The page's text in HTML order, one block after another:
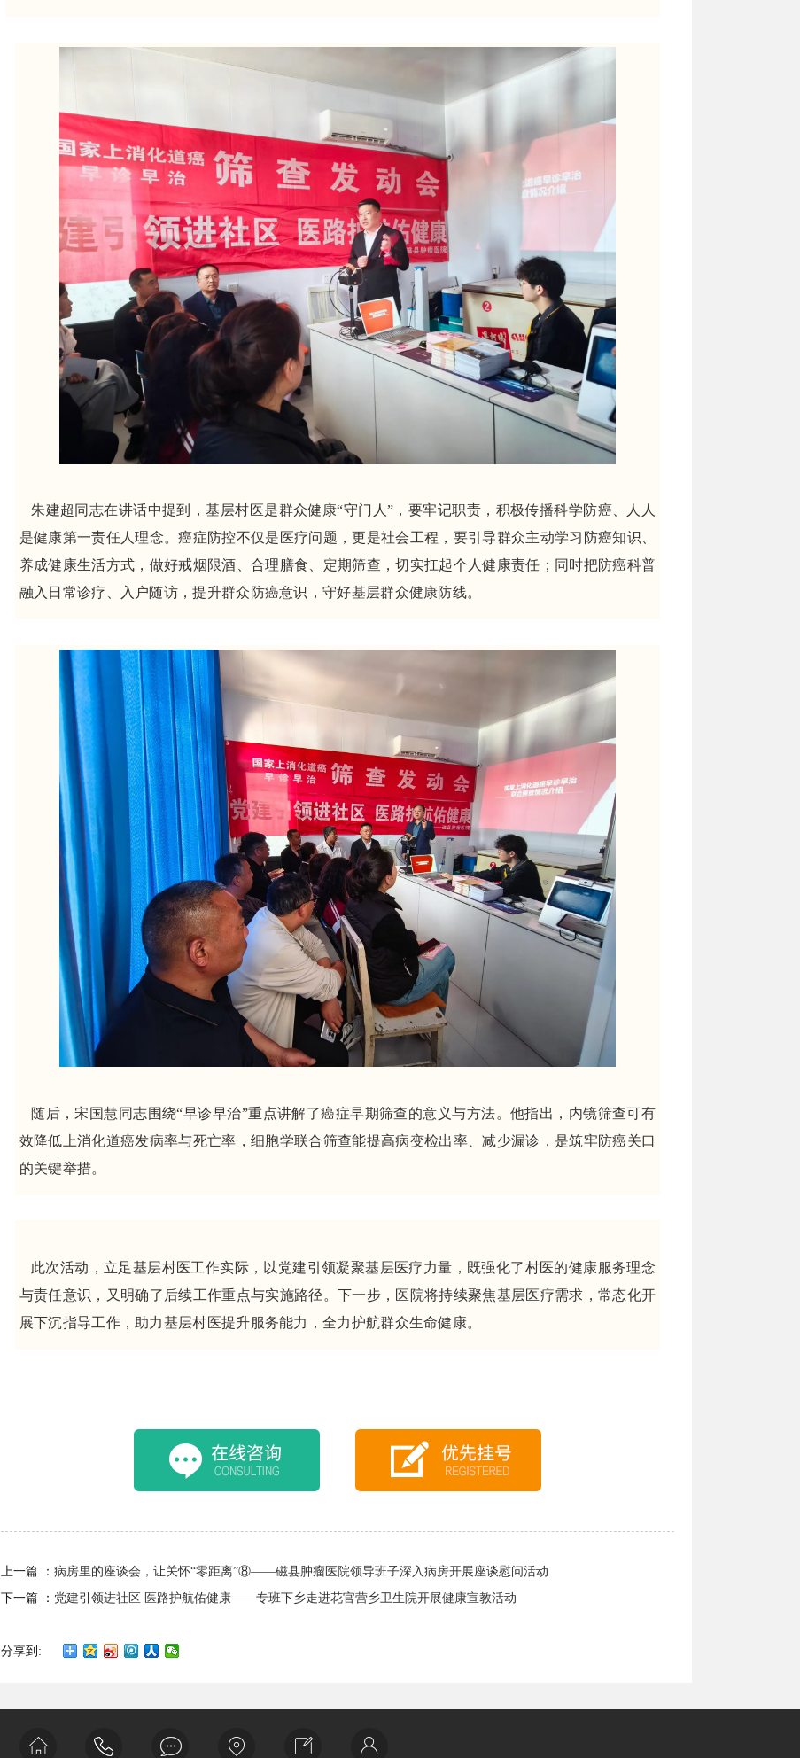
朱建超同志在讲话中提到，基层村医是群众健康“守门人”，要牢记职责，积极传播科学防癌、人人
是健康第一责任人理念。癌症防控不仅是医疗问题，更是社会工程，要引导群众主动学习防癌知识、
养成健康生活方式，做好戒烟限酒、合理膳食、定期筛查，切实扛起个人健康责任；同时把防癌科普
融入日常诊疗、入户随访，提升群众防癌意识，守好基层群众健康防线。
随后，宋国慧同志围绕“早诊早治”重点讲解了癌症早期筛查的意义与方法。他指出，内镜筛查可有
效降低上消化道癌发病率与死亡率，细胞学联合筛查能提高病变检出率、减少漏诊，是筑牢防癌关口
的关键举措。
此次活动，立足基层村医工作实际，以党建引领凝聚基层医疗力量，既强化了村医的健康服务理念
与责任意识，又明确了后续工作重点与实施路径。下一步，医院将持续聚焦基层医疗需求，常态化开
展下沉指导工作，助力基层村医提升服务能力，全力护航群众生命健康。
上一篇 ： 病房里的座谈会，让关怀“零距离”⑧——磁县肿瘤医院领导班子深入病房开展座谈慰问活动
下一篇 ： 党建引领进社区 医路护航佑健康——专班下乡走进花官营乡卫生院开展健康宣教活动
分享到: